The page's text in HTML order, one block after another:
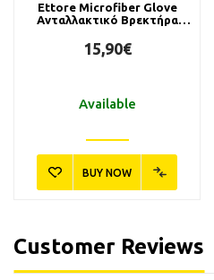
Ettore Microfiber Glove
Ανταλλακτικό Βρεκτήρα
15,90€
Available
BUY NOW
Customer Reviews